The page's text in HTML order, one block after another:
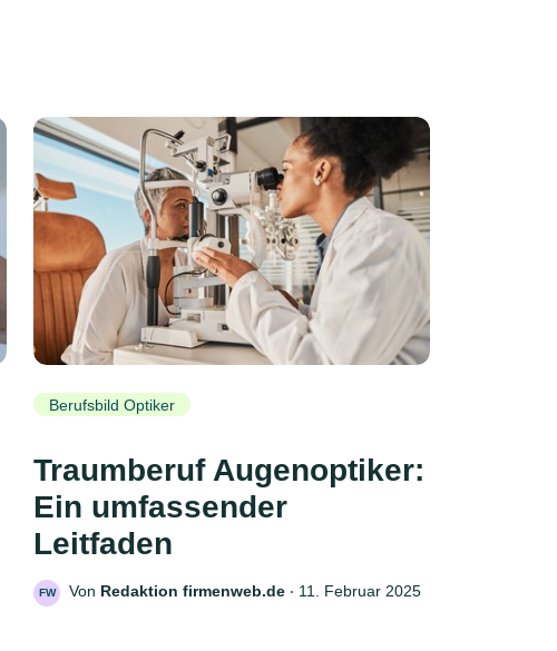
Berufsbild Optiker
Traumberuf Augenoptiker:
Ein umfassender
Leitfaden
FW Von Redaktion firmenweb.de ‧ 11. Februar 2025